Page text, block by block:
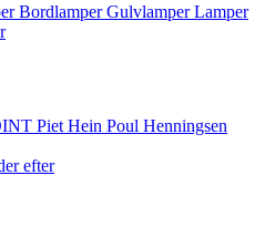
BordlamperGulvlamperLamper
Piet Hein Poul Henningsen
efter